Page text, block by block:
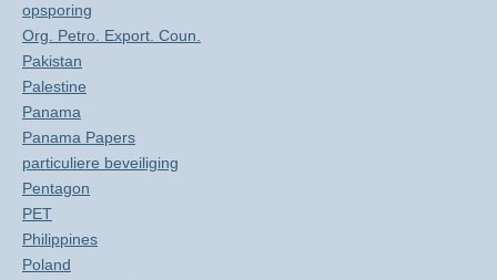
opsporing
Org. Petro. Export. Coun.
Pakistan
Palestine
Panama
Panama Papers
particuliere beveiliging
Pentagon
PET
Philippines
Poland